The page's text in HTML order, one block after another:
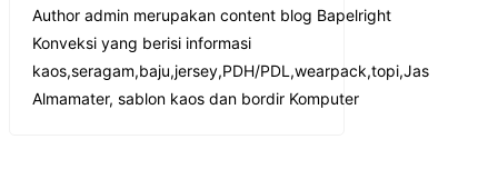
Author admin merupakan content blog Bapelright
Konveksi yang berisi informasi
kaos,seragam,baju,jersey,PDH/PDL,wearpack,topi,Jas
Almamater, sablon kaos dan bordir Komputer